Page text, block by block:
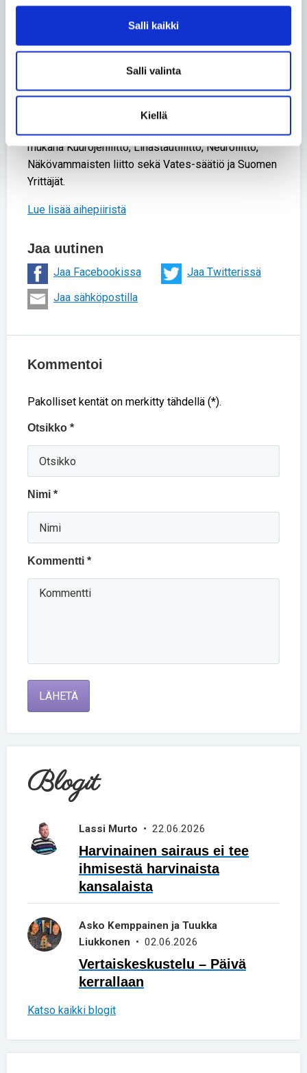
Salli kaikki
Salli valinta
Kiellä
kuukaudessa takuueläkkeen verran eli 784,52 euroa
kuukaudessa, ja aikuisella, jo työelämässä olleilla
tuloraja on korkeampi.
Sosiaali- ja terveysjärjestöjen avustuskeskus STEAn
rahoittamassa ja Invalidiliiton hallinnoimassa
mukana Kuurojenliitto, Lihastautiliitto, Neuroliitto,
Näkövammaisten liitto sekä Vates-säätiö ja Suomen
Yrittäjät.
Lue lisää aihepiiristä
Jaa uutinen
Jaa Facebookissa
Jaa Twitterissä
Jaa sähköpostilla
Kommentoi
Pakolliset kentät on merkitty tähdellä (*).
Otsikko *
Nimi *
Kommentti *
LÄHETÄ
Blogit
Lassi Murto • 22.06.2026
Harvinainen sairaus ei tee
ihmisestä harvinaista
kansalaista
Asko Kemppainen ja Tuukka
Liukkonen • 02.06.2026
Vertaiskeskustelu – Päivä
kerrallaan
Katso kaikki blogit